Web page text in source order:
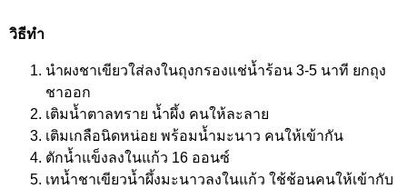
วิธีทำ
นำผงชาเขียวใส่ลงในถุงกรองแช่น้ำร้อน 3-5 นาที ยกถุง
ชาออก
เติมน้ำตาลทราย น้ำผึ้ง คนให้ละลาย
เติมเกลือนิดหน่อย พร้อมน้ำมะนาว คนให้เข้ากัน
ตักน้ำแข็งลงในแก้ว 16 ออนซ์
เทน้ำชาเขียวน้ำผึ้งมะนาวลงในแก้ว ใช้ช้อนคนให้เข้ากับ